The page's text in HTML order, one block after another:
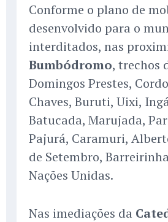
Conforme o plano de
desenvolvido para o
interditados, nas
Bumbódromo, trechos
Domingos Prestes,
Chaves, Buruti, Uixi,
Batucada, Marujada,
Pajurá, Caramuri,
de Setembro,
Nações Unidas.
Nas imediações da